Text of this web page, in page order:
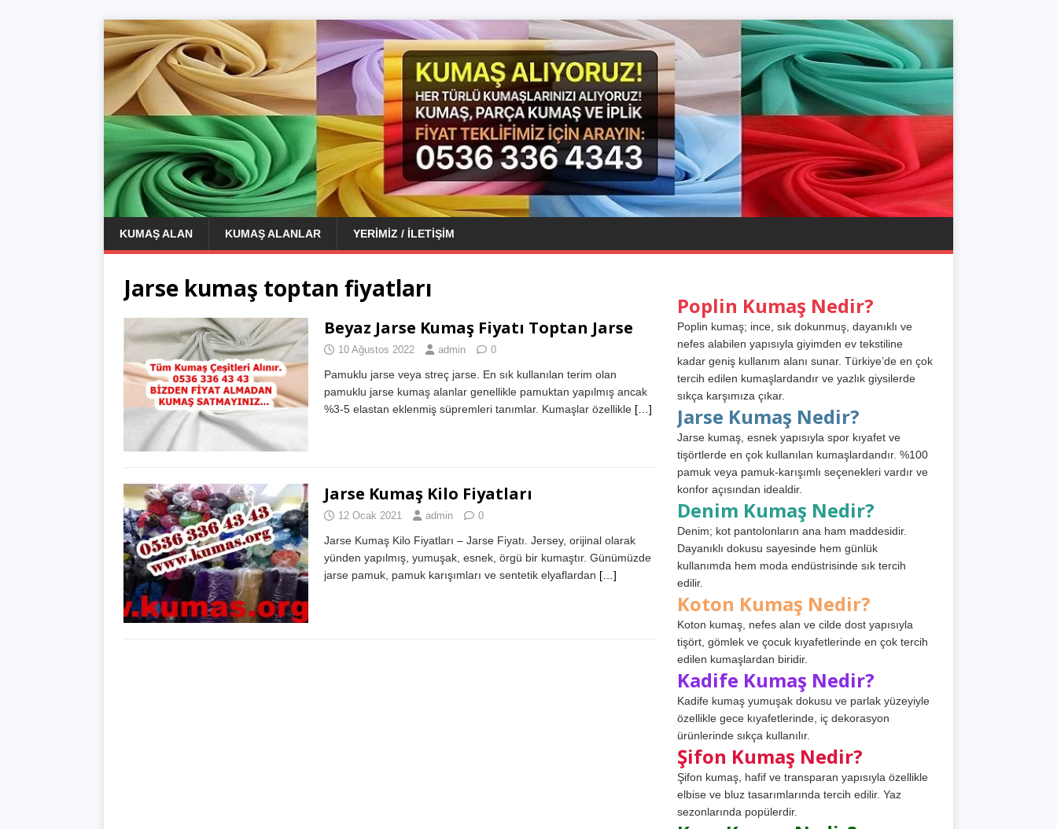
KUMAŞ ALAN KUMAŞ ALANLAR YERIMIZ / İLETIŞIM
Jarse kumaş toptan fiyatları
Beyaz Jarse Kumaş Fiyatı Toptan Jarse
10 Ağustos 2022 admin 0
Pamuklu jarse veya streç jarse. En sık kullanılan terim olan
pamuklu jarse kumaş alanlar genellikle pamuktan yapılmış ancak
%3-5 elastan eklenmiş süpremleri tanımlar. Kumaşlar özellikle […]
Jarse Kumaş Kilo Fiyatları
12 Ocak 2021 admin 0
Jarse Kumaş Kilo Fiyatları – Jarse Fiyatı. Jersey, orijinal olarak
yünden yapılmış, yumuşak, esnek, örgü bir kumaştır. Günümüzde
jarse pamuk, pamuk karışımları ve sentetik elyaflardan […]
Poplin Kumaş Nedir?
Poplin kumaş; ince, sık dokunmuş, dayanıklı ve
nefes alabilen yapısıyla giyimden ev tekstiline
kadar geniş kullanım alanı sunar. Türkiye’de en çok
tercih edilen kumaşlardandır ve yazlık giysilerde
sıkça karşımıza çıkar.
Jarse Kumaş Nedir?
Jarse kumaş, esnek yapısıyla spor kıyafet ve
tişörtlerde en çok kullanılan kumaşlardandır. %100
pamuk veya pamuk-karışımlı seçenekleri vardır ve
konfor açısından idealdir.
Denim Kumaş Nedir?
Denim; kot pantolonların ana ham maddesidir.
Dayanıklı dokusu sayesinde hem günlük
kullanımda hem moda endüstrisinde sık tercih
edilir.
Koton Kumaş Nedir?
Koton kumaş, nefes alan ve cilde dost yapısıyla
tişört, gömlek ve çocuk kıyafetlerinde en çok tercih
edilen kumaşlardan biridir.
Kadife Kumaş Nedir?
Kadife kumaş yumuşak dokusu ve parlak yüzeyiyle
özellikle gece kıyafetlerinde, iç dekorasyon
ürünlerinde sıkça kullanılır.
Şifon Kumaş Nedir?
Şifon kumaş, hafif ve transparan yapısıyla özellikle
elbise ve bluz tasarımlarında tercih edilir. Yaz
sezonlarında popülerdir.